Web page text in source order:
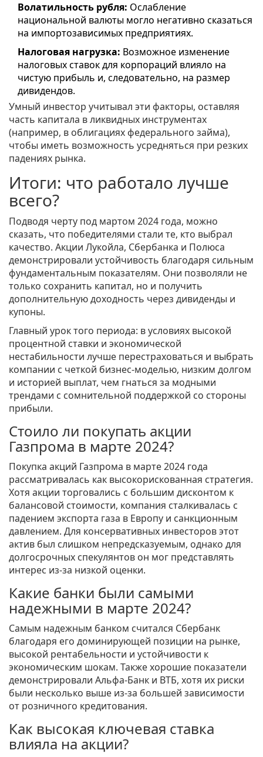
Волатильность рубля: Ослабление
национальной валюты могло негативно сказаться
на импортозависимых предприятиях.
Налоговая нагрузка: Возможное изменение
налоговых ставок для корпораций влияло на
чистую прибыль и, следовательно, на размер
дивидендов.
Умный инвестор учитывал эти факторы, оставляя
часть капитала в ликвидных инструментах
(например, в облигациях федерального займа),
чтобы иметь возможность усредняться при резких
падениях рынка.
Итоги: что работало лучше
всего?
Подводя черту под мартом 2024 года, можно
сказать, что победителями стали те, кто выбрал
качество. Акции Лукойла, Сбербанка и Полюса
демонстрировали устойчивость благодаря сильным
фундаментальным показателям. Они позволяли не
только сохранить капитал, но и получить
дополнительную доходность через дивиденды и
купоны.
Главный урок того периода: в условиях высокой
процентной ставки и экономической
нестабильности лучше перестраховаться и выбрать
компании с четкой бизнес-моделью, низким долгом
и историей выплат, чем гнаться за модными
трендами с сомнительной поддержкой со стороны
прибыли.
Стоило ли покупать акции
Газпрома в марте 2024?
Покупка акций Газпрома в марте 2024 года
рассматривалась как высокорискованная стратегия.
Хотя акции торговались с большим дисконтом к
балансовой стоимости, компания сталкивалась с
падением экспорта газа в Европу и санкционным
давлением. Для консервативных инвесторов этот
актив был слишком непредсказуемым, однако для
долгосрочных спекулянтов он мог представлять
интерес из-за низкой оценки.
Какие банки были самыми
надежными в марте 2024?
Самым надежным банком считался Сбербанк
благодаря его доминирующей позиции на рынке,
высокой рентабельности и устойчивости к
экономическим шокам. Также хорошие показатели
демонстрировали Альфа-Банк и ВТБ, хотя их риски
были несколько выше из-за большей зависимости
от розничного кредитования.
Как высокая ключевая ставка
влияла на акции?